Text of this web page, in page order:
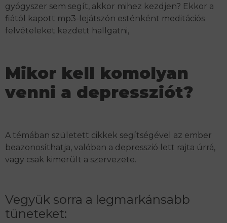
gyógyszer sem segít, akkor mihez kezdjen? Ekkor a
fiától kapott mp3-lejátszón esténként meditációs
felvételeket kezdett hallgatni,
Mikor kell komolyan
venni a depressziót?
A témában született cikkek segítségével az ember
beazonosíthatja, valóban a depresszió lett rajta úrrá,
vagy csak kimerült a szervezete.
Vegyük sorra a legmarkánsabb
tüneteket: